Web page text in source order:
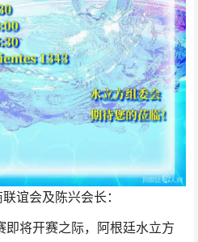
谊会及陈兴会长：
将开赛之际，阿根廷水立方